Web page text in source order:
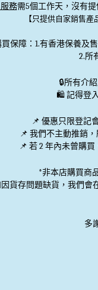
務需5個工作天，沒有
【只提供自家銷售產
保障：1.有香港保養及
2.所
🔒所有介
🛍️ 記得登
📌 優惠只限登記
📌 我們不主動推銷
📌 若 2 年內未曾購
*非本店購買商
貨存問題缺貨，我們會
多